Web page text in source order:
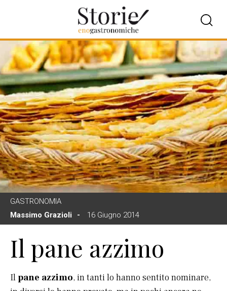
GASTRONOMIA
Massimo Grazioli
16 Giugno 2014
Il pane azzimo
Il pane azzimo, in tanti lo hanno sentito nominare,